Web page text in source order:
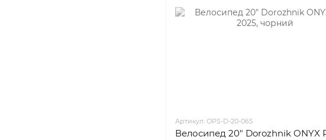
Артикул: OPS-D-20-065
Велосипед 20" Dorozhnik ONYX